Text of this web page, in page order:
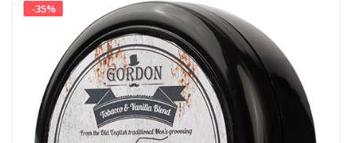
-35%